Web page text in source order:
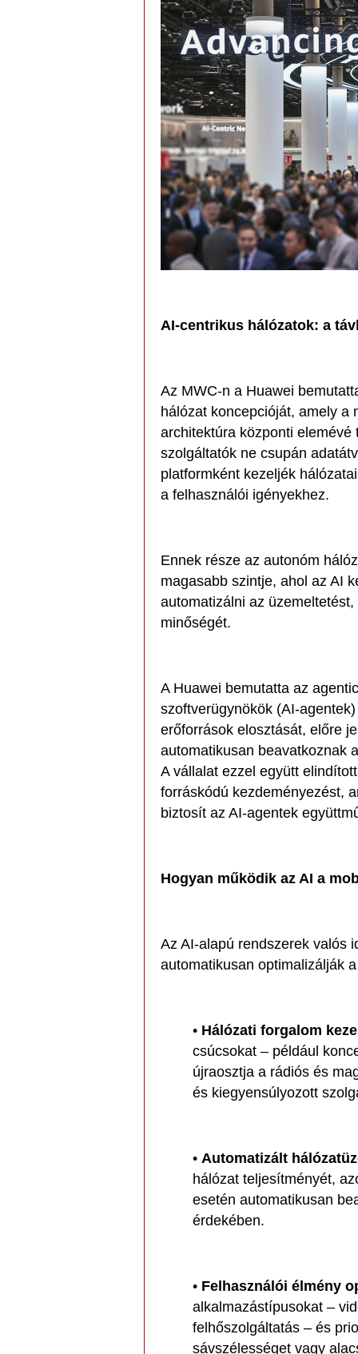
AI-centrikus hálózatok: a
Az MWC-n a Huawei
hálózat koncepcióját, amely a
architektúra központi
szolgáltatók ne csupán
platformként kezeljék
a felhasználói igényekhez.
Ennek része az autonóm
magasabb szintje, ahol az AI
automatizálni az
minőségét.
A Huawei bemutatta az
szoftverügynökök (AI-
erőforrások elosztását, előre
automatikusan beavatkoznak
A vállalat ezzel együtt
forráskódú kezdeményezést,
biztosít az AI-agentek
Hogyan működik az AI a
Az AI-alapú rendszerek valós
automatikusan optimalizálják
• Hálózati forgalom
csúcsokat – például
újraosztja a rádiós és
és kiegyensúlyozott
• Automatizált
hálózat teljesítményét,
esetén automatikusan
érdekében.
• Felhasználói élmény
alkalmazástípusokat –
felhőszolgáltatás – és
sávszélességet vagy